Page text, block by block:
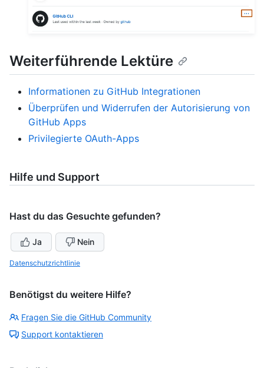
Weiterführende Lektüre
Informationen zu GitHub Integrationen
Überprüfen und Widerrufen der Autorisierung von
GitHub Apps
Privilegierte OAuth-Apps
Hilfe und Support
Hast du das Gesuchte gefunden?
Ja Nein
Datenschutzrichtlinie
Benötigst du weitere Hilfe?
Fragen Sie die GitHub Community
Support kontaktieren